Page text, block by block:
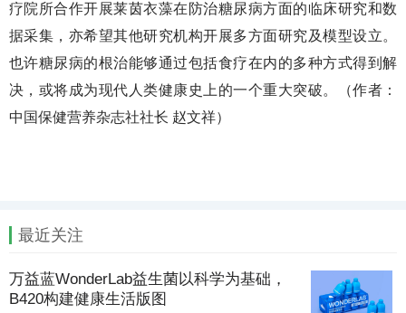
疗院所合作开展莱茵衣藻在防治糖尿病方面的临床研究和数
据采集，亦希望其他研究机构开展多方面研究及模型设立。
也许糖尿病的根治能够通过包括食疗在内的多种方式得到解
决，或将成为现代人类健康史上的一个重大突破。（作者：
中国保健营养杂志社社长 赵文祥）
最近关注
万益蓝WonderLab益生菌以科学为基础，
B420构建健康生活版图